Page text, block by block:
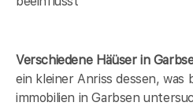
Verschiedene Häüser in
ein kleiner Anriss dessen, was
immobilien in Garbsen